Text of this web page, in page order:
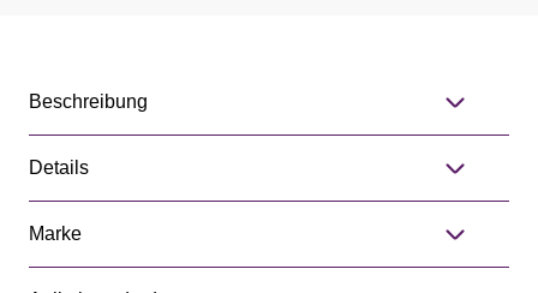
Beschreibung
Details
Marke